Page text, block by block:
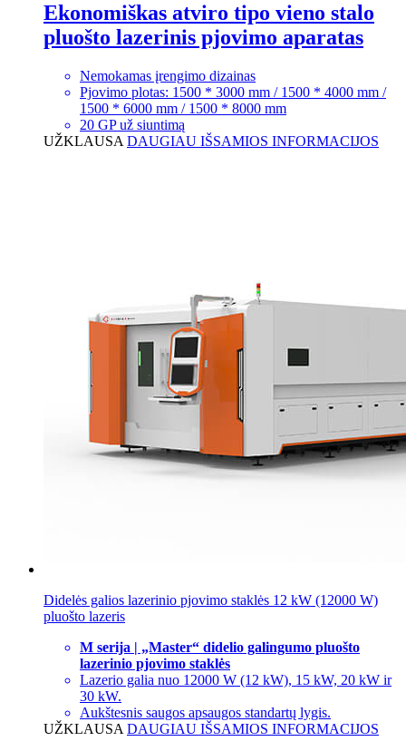
Ekonomiškas atviro tipo vieno stalo
pluošto lazerinis pjovimo aparatas
Nemokamas įrengimo dizainas
Pjovimo plotas: 1500 * 3000 mm / 1500 * 4000 mm /
1500 * 6000 mm / 1500 * 8000 mm
20 GP už siuntimą
UŽKLAUSA DAUGIAU IŠSAMIOS INFORMACIJOS
Didelės galios lazerinio pjovimo staklės 12 kW (12000 W)
pluošto lazeris
M serija | „Master“ didelio galingumo pluošto
lazerinio pjovimo staklės
Lazerio galia nuo 12000 W (12 kW), 15 kW, 20 kW ir
30 kW.
Aukštesnis saugos apsaugos standartų lygis.
UŽKLAUSA DAUGIAU IŠSAMIOS INFORMACIJOS